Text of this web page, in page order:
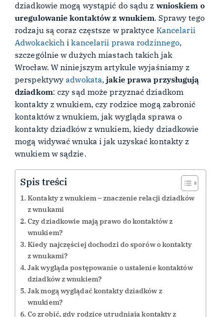
dziadkowie mogą wystąpić do sądu z wnioskiem o
uregulowanie kontaktów z wnukiem. Sprawy tego
rodzaju są coraz częstsze w praktyce Kancelarii
Adwokackich ikancelarii prawa rodzinnego,
szczególnie w dużych miastach takich jak
Wrocław. W niniejszym artykule wyjaśniamy z
perspektywyadwokata,jakie prawa przysługują
dziadkom: czy sąd może przyznać dziadkom
kontakty z wnukiem, czy rodzice mogą zabronić
kontaktów z wnukiem, jak wygląda sprawa o
kontakty dziadków z wnukiem, kiedy dziadkowie
mogą widywać wnuka i jak uzyskać kontakty z
wnukiem w sądzie.
Spis treści
Kontakty z wnukiem – znaczenie relacji dziadków
z wnukami
Czy dziadkowie mają prawo do kontaktów z
wnukiem?
Kiedy najczęściej dochodzi do sporów o kontakty
z wnukami?
Jak wygląda postępowanie o ustalenie kontaktów
dziadków z wnukiem?
Jak mogą wyglądać kontakty dziadków z
wnukiem?
Co zrobić, gdy rodzice utrudniają kontakty z